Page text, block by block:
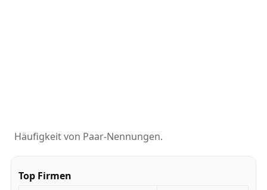
Häufigkeit von Paar-Nennungen.
Top Firmen